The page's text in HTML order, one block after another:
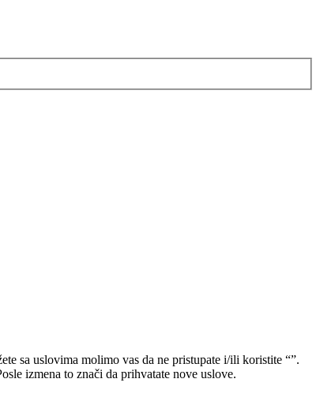
sa uslovima molimo vas da ne pristupate i/ili koristite “”.
izmena to znači da prihvatate nove uslove.